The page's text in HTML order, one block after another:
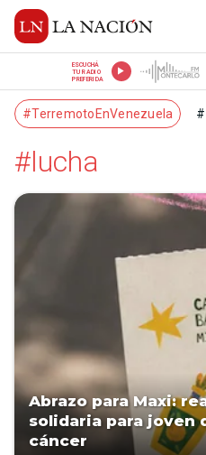
ESCUCHÁ
TU RADIO
PREFERIDA
#TerremotoEnVenezuela
#lucha
Abrazo para Maxi:
solidaria para joven
cáncer